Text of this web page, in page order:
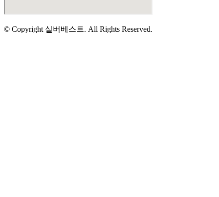
© Copyright 실버베스트. All Rights Reserved.